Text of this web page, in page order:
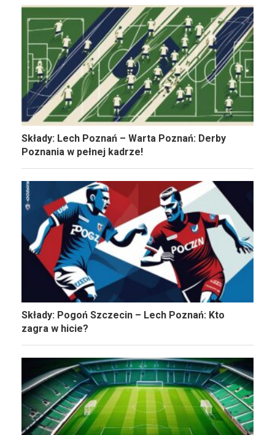
Składy: Lech Poznań – Warta Poznań: Derby
Poznania w pełnej kadrze!
Składy: Pogoń Szczecin – Lech Poznań: Kto
zagra w hicie?